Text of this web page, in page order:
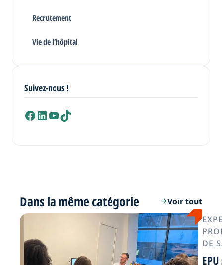
Recrutement
Vie de l’hôpital
Suivez-nous !
Facebook
LinkedIn
YouTube
TikTok
Dans la même catégorie arrow_forwardVoir tout
DE